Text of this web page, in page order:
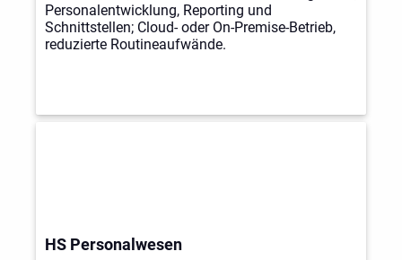
Personalentwicklung, Reporting und
Schnittstellen; Cloud- oder On-Premise-Betrieb,
reduzierte Routineaufwände.
HS Personalwesen